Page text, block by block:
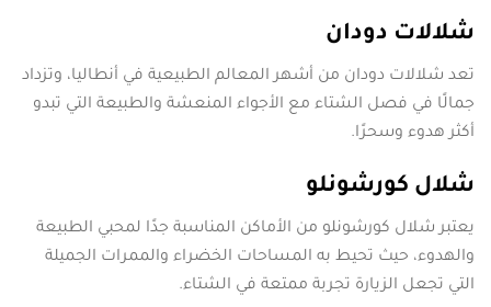
شلالات دودان
تعد شلالات دودان من أشهر المعالم الطبيعية في أنطاليا، وتزداد
جمالًا في فصل الشتاء مع الأجواء المنعشة والطبيعة التي تبدو
أكثر هدوء وسحرًا.
شلال كورشونلو
يعتبر شلال كورشونلو من الأماكن المناسبة جدًا لمحبي الطبيعة
والهدوء، حيث تحيط به المساحات الخضراء والممرات الجميلة
التي تجعل الزيارة تجربة ممتعة في الشتاء.